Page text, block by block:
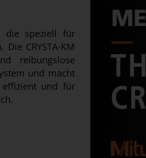
die speziell für
CRYSTA-KM
reibungslose
und macht
effizient und für